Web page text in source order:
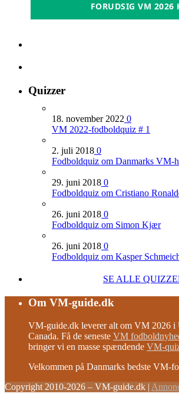
FORUDSIG VM 2026
Quizzer
18. november 2022 0
VM 2022-fodboldquiz # 1
2. juli 2018 0
Fodboldquiz om Danmarks VM-
29. juni 2018 0
Fodboldquiz om Cristiano
26. juni 2018 0
Fodboldquiz om Simon Kjær
26. juni 2018 0
Fodboldquiz om Kasper
SE ALLE
Om VM-guide.dk
VM-guide.dk leverer alt om VM 2026
Canada. Få de seneste VM
bringer vi en masse spændende VM-
Velkommen på Danmarks bedste VM-
Copyright 2010-2026 – VM-guide.dk |